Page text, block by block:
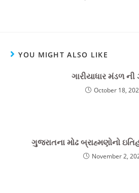
YOU MIGHT ALSO LIKE
ગારીયાધાર મંડળ ની
October 18,
ગુજરાતના મોઢ બ્રાહ્મણોનો
November 2,